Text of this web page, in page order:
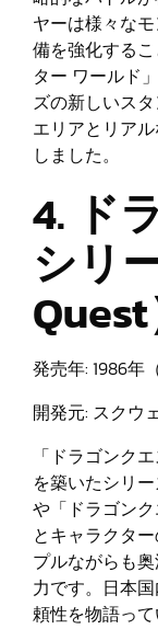
ヤーは様々な
備を強化する
ター ワールド
ズの新しいス
エリアとリア
しました。
4. ド
シリ
Quest
発売年: 1986年
開発元: スクウ
「ドラゴンク
を築いたシリ
や「ドラゴン
とキャラクタ
プルながらも
力です。日本
頼性を物語って